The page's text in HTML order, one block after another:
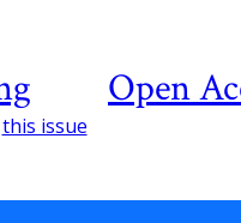
Open
this issue